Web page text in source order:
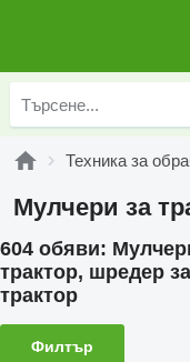
Техника за
Мулчери за
604 обяви:
трактор, шредер
трактор
Филтър